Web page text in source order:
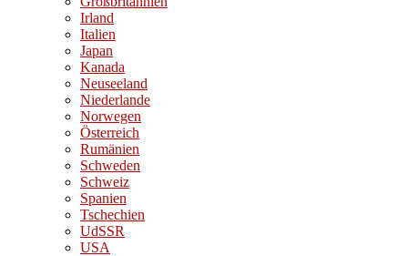
Irland
Italien
Japan
Kanada
Neuseeland
Niederlande
Norwegen
Österreich
Rumänien
Schweden
Schweiz
Spanien
Tschechien
UdSSR
USA